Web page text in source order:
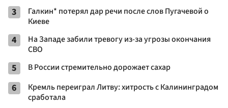
3
Галкин* потерял дар речи после слов Пугачевой о
Киеве
4
На Западе забили тревогу из-за угрозы окончания
СВО
5 В России стремительно дорожает сахар
6
Кремль переиграл Литву: хитрость с Калининградом
сработала